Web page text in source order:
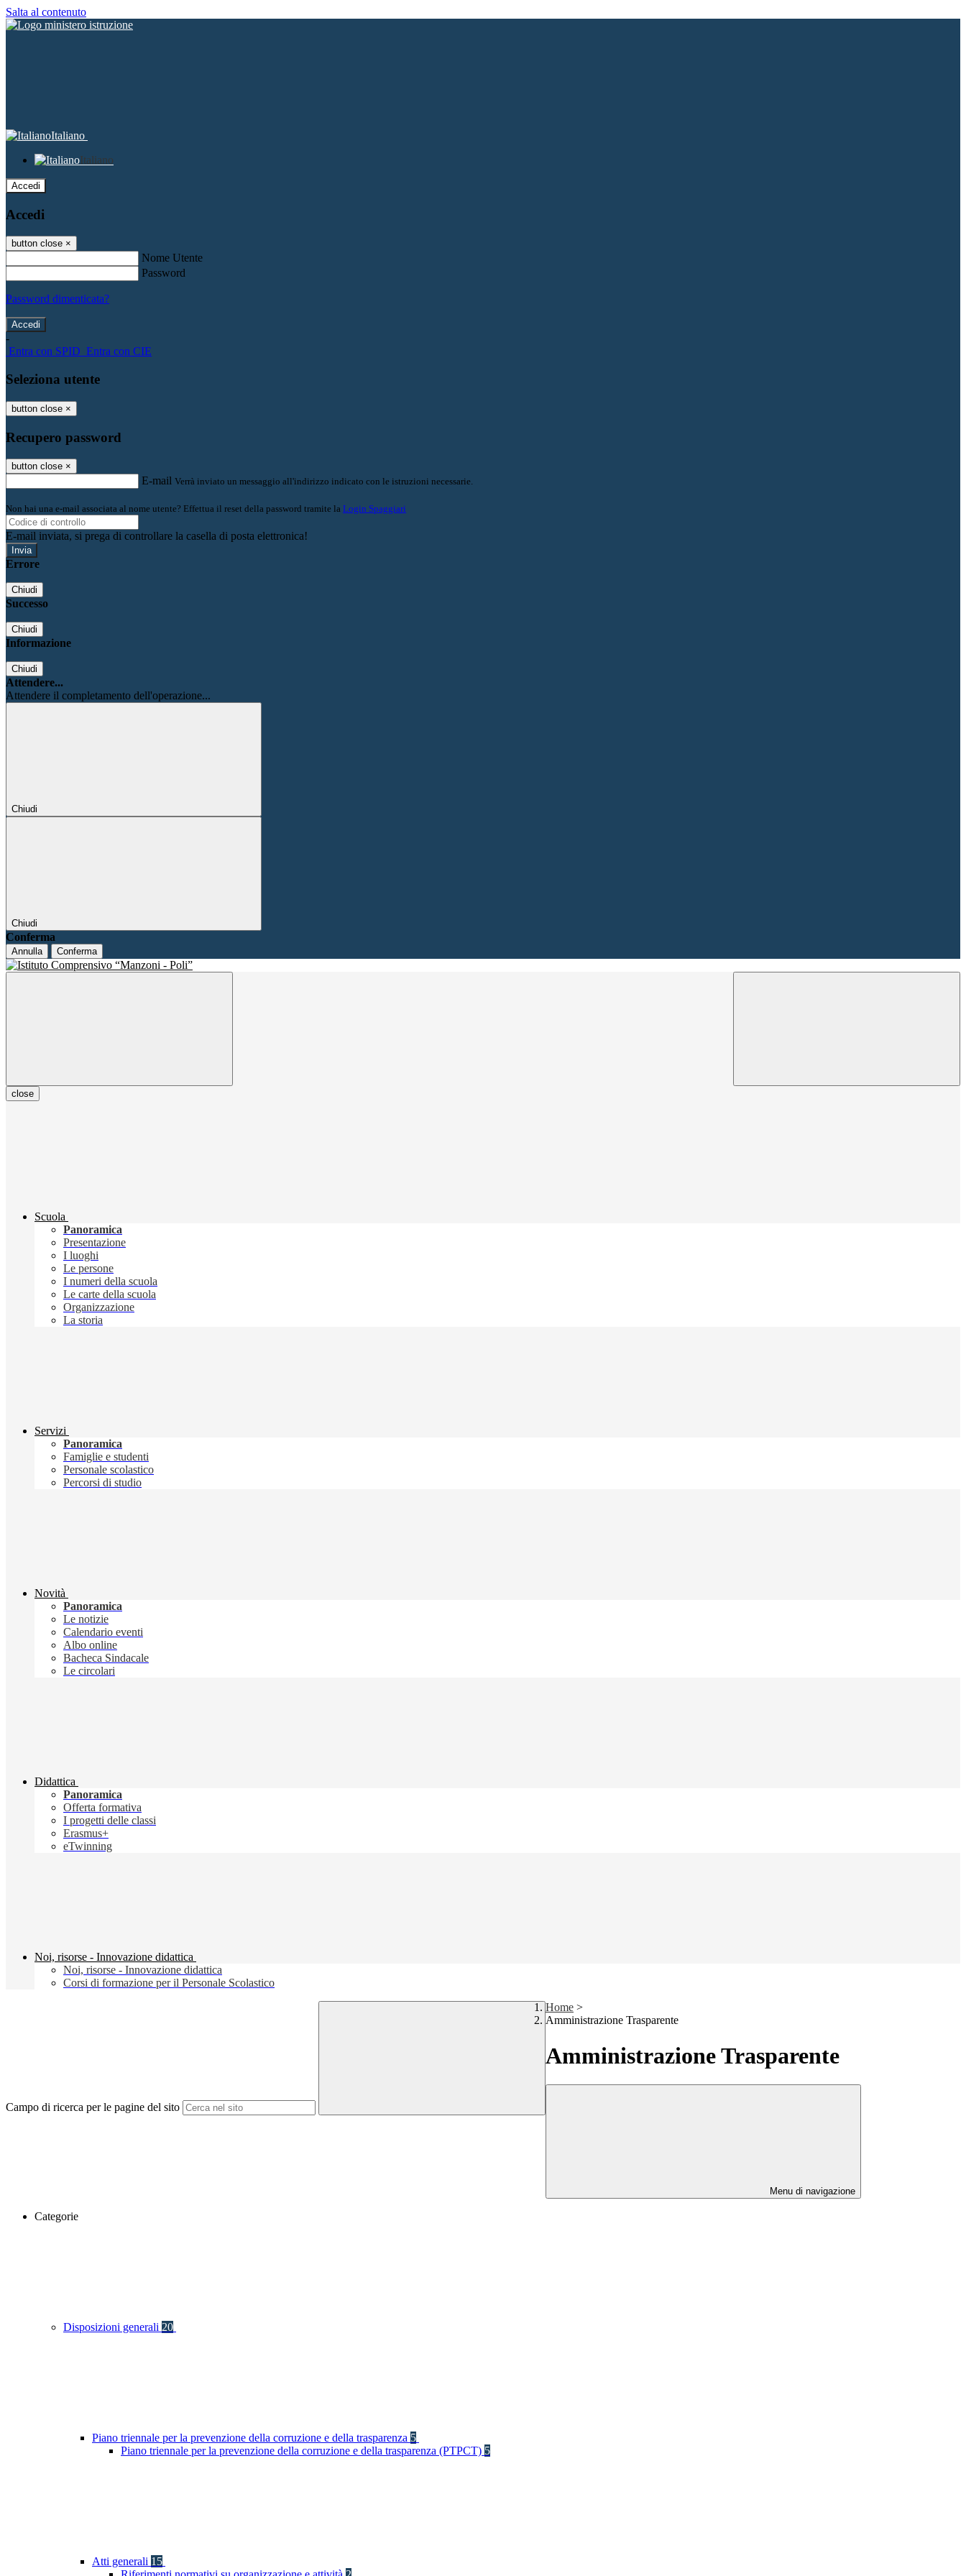
Salta al contenuto
Italiano
Italiano
Accedi
Accedi
button close ×
Nome Utente
Password
Password dimenticata?
-
Entra con SPID Entra con CIE
Seleziona utente
button close ×
Recupero password
button close ×
E-mail Verrà inviato un messaggio all'indirizzo indicato con le istruzioni necessarie.
Non hai una e-mail associata al nome utente? Effettua il reset della password tramite la Login Spaggiari
E-mail inviata, si prega di controllare la casella di posta elettronica!
Errore
Chiudi
Successo
Chiudi
Informazione
Chiudi
Attendere...
Attendere il completamento dell'operazione...
Chiudi
Chiudi
Conferma
Annulla Conferma
close
Scuola
Panoramica
Presentazione
I luoghi
Le persone
I numeri della scuola
Le carte della scuola
Organizzazione
La storia
Servizi
Panoramica
Famiglie e studenti
Personale scolastico
Percorsi di studio
Novità
Panoramica
Le notizie
Calendario eventi
Albo online
Bacheca Sindacale
Le circolari
Didattica
Panoramica
Offerta formativa
I progetti delle classi
Erasmus+
eTwinning
Noi, risorse - Innovazione didattica
Noi, risorse - Innovazione didattica
Corsi di formazione per il Personale Scolastico
Campo di ricerca per le pagine del sito
Home >
Amministrazione Trasparente
Amministrazione Trasparente
Menu di navigazione
Categorie
Disposizioni generali 20
Piano triennale per la prevenzione della corruzione e della trasparenza 5
Piano triennale per la prevenzione della corruzione e della trasparenza (PTPCT) 5
Atti generali 15